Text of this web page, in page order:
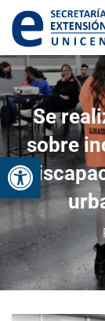
Abrir
Se
sobre